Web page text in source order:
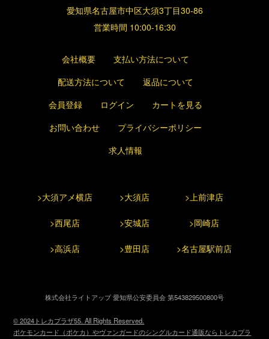
愛知県名古屋市中区大須3丁目30-86
営業時間 10:00-16:30
会社概要
支払い方法について
配送方法について
返品について
会員登録
ログイン
カートを見る
お問い合わせ
プライバシーポリシー
求人情報
>大須アメ横店 >大須店 >上前津店
>西尾店 >安城店 >岡崎店
>高浜店 >豊田店 >名古屋駅前店
株式会社ライトアップ 愛知県公安委員会 第543829500800号
© 2024トレカプラザ55. All Rights Reserved.
ポケモンカード（ポケカ）やヴァンガードのシングルカード通販ならトレカプラ